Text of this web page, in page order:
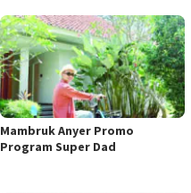
Mambruk Anyer Promo
Program Super Dad